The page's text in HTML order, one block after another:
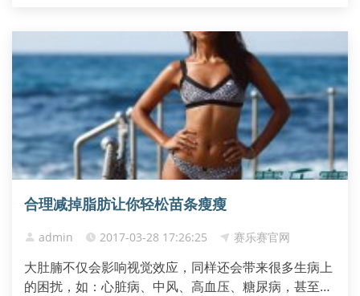
合理减掉脂肪让你轻松苗条瘦瘦
admin 2017-03-28 17:26:25 赛乐赛官网
大肚腩不仅会影响视觉效应，同样还会带来很多生病上
的困扰，如：心脏病、中风、高血压、糖尿病，甚至癌